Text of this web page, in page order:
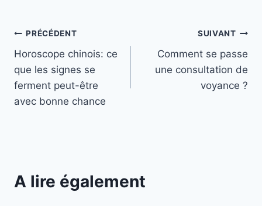
Navigation
de
l’article
PRÉCÉDENT
Horoscope chinois: ce
que les signes se
ferment peut-être
avec bonne chance
SUIVANT
Comment se passe
une consultation de
voyance ?
A lire également